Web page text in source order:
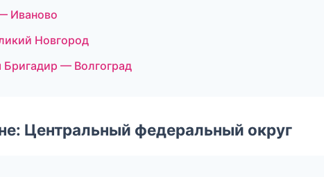
Иваново
Новгород
— Волгоград
Центральный федеральный округ